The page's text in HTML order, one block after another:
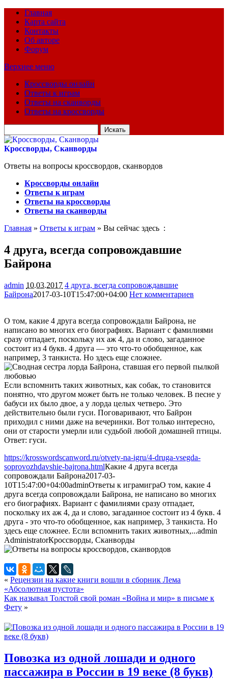
Главная
Карта сайта
Контакты
Об авторе
Форум
Верхнее меню
Кроссворды онлайн
Ответы к играм
Ответы на сканворды
Ответы на кроссворды
для:
Кроссворды, Сканворды
Ответы на вопросы кроссвордов, сканвордов
Кроссворды онлайн
Ответы к играм
Ответы на кроссворды
Ответы на сканворды
Главная » Ответы к играм » Вы сейчас здесь :
4 друга, всегда сопровождавшие
Байрона
admin 10.03.2017 4 друга, всегда сопровождавшие
Байрона2017-03-10T15:47:00+04:00 Нет комментариев
О том, какие 4 друга всегда сопровождали Байрона, не
написано во многих его биографиях. Вариант с фамилиями
сразу отпадает, поскольку их аж 4, да и слово, загаданное
состоит из 4 букв. 4 друга — это что-то обобщенное, как
например, 3 танкиста. Но здесь еще сложнее.
Если вспомнить таких животных, как собак, то становится
понятно, что другом может быть не только человек. В песне у
бабуси их было двое, а у лорда целых четверо. Это
действительно были гуси. Поговаривают, что Байрон
приходил с ними даже на вечеринки. Вот только интересно,
они от старости умерли или судьбой любой домашней птицы.
Ответ: гуси.
https://krosswordscanword.ru/otvety-na-igru/4-druga-vsegda-
soprovozhdavshie-bajrona.htmlКакие 4 друга всегда
сопровождали Байрона2017-03-
10T15:47:00+04:00adminОтветы к играмиграО том, какие 4
друга всегда сопровождали Байрона, не написано во многих
его биографиях. Вариант с фамилиями сразу отпадает,
поскольку их аж 4, да и слово, загаданное состоит из 4 букв. 4
друга - это что-то обобщенное, как например, 3 танкиста. Но
здесь еще сложнее. Если вспомнить таких животных,...admin
AdministratorКроссворды, Сканворды
« Рецензии на какие книги вошли в сборник Лема
«Абсолютная пустота»
Как называл Толстой свой роман «Война и мир» в письме к
Фету »
Повозка из одной лошади и одного
пассажира в России в 19 веке (8 букв)